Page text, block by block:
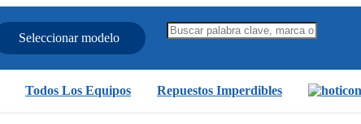
Seleccionar modelo
Todos Los Equipos Repuestos Imperdibles